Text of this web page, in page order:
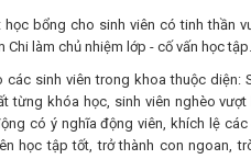
bổng cho sinh viên có tinh thần
Chi làm chủ nhiệm lớp - cố vấn học tập.
sinh viên trong khoa thuộc diện:
từng khóa học, sinh viên nghèo
có ý nghĩa động viên, khích lệ
học tập tốt, trở thành con ngoan,